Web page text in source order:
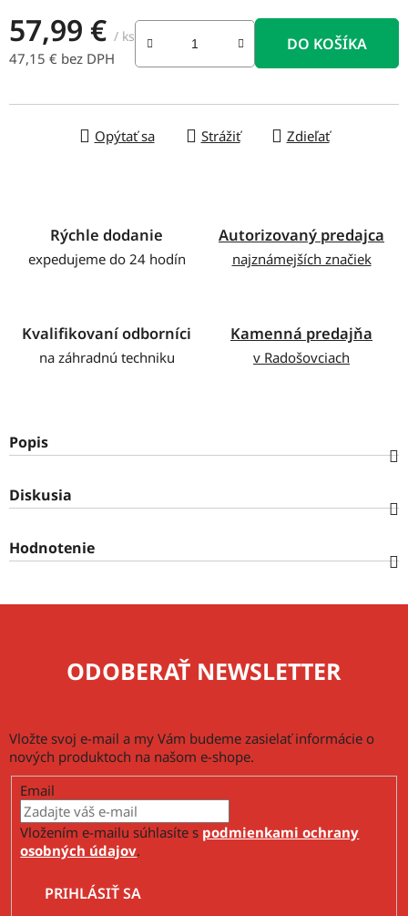
57,99 € / ks
47,15 € bez DPH
DO KOŠÍKA
Opýtať sa Strážiť Zdieľať
Rýchle dodanie
expedujeme do 24 hodín
Autorizovaný predajca
najznámejších značiek
Kvalifikovaní odborníci
na záhradnú techniku
Kamenná predajňa
v Radošovciach
Popis
Diskusia
Hodnotenie
ODOBERAŤ NEWSLETTER
Vložte svoj e-mail a my Vám budeme zasielať informácie o
nových produktoch na našom e-shope.
Email
Vložením e-mailu súhlasíte s podmienkami ochrany
osobných údajov.
PRIHLÁSIŤ SA